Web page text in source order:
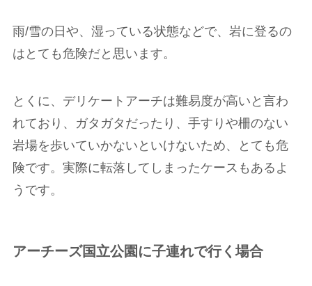
雨/雪の日や、湿っている状態などで、岩に登るの
はとても危険だと思います。
とくに、デリケートアーチは難易度が高いと言わ
れており、ガタガタだったり、手すりや柵のない
岩場を歩いていかないといけないため、とても危
険です。実際に転落してしまったケースもあるよ
うです。
アーチーズ国立公園に子連れで行く場合